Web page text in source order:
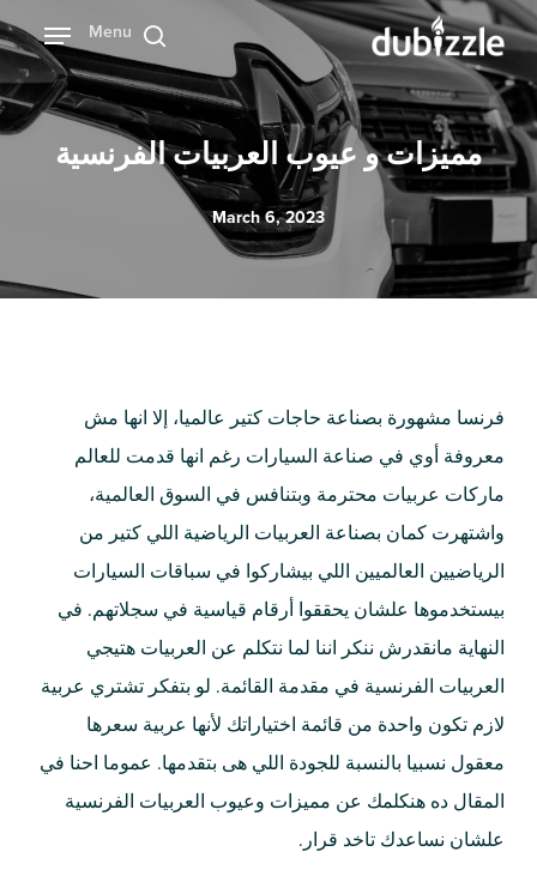
Skip
to
main
content
بحث
Menu
مميزات و عيوب العربيات الفرنسية
March 6, 2023
فرنسا مشهورة بصناعة حاجات كتير عالميا، إلا انها مش
معروفة أوي في صناعة السيارات رغم انها قدمت للعالم
ماركات عربيات محترمة وبتنافس في السوق العالمية،
واشتهرت كمان بصناعة العربيات الرياضية اللي كتير من
الرياضيين العالميين اللي بيشاركوا في سباقات السيارات
بيستخدموها علشان يحققوا أرقام قياسية في سجلاتهم. في
النهاية مانقدرش ننكر اننا لما نتكلم عن العربيات هتيجي
العربيات الفرنسية في مقدمة القائمة. لو بتفكر تشتري عربية
لازم تكون واحدة من قائمة اختياراتك لأنها عربية سعرها
معقول نسبيا بالنسبة للجودة اللي هى بتقدمها. عموما احنا في
المقال ده هنكلمك عن مميزات وعيوب العربيات الفرنسية
علشان نساعدك تاخد قرار.